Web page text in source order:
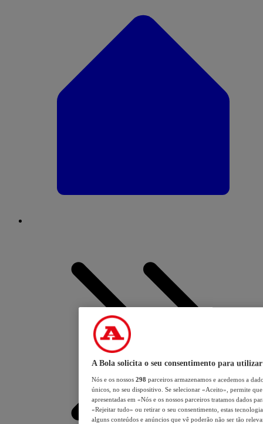
A Bola solicita o seu consentimento para utilizar
Nós e os nossos 298 parceiros armazenamos e acedemos a
únicos, no seu dispositivo. Se selecionar «Aceito», permite
apresentadas em «Nós e os nossos parceiros tratamos dados
«Rejeitar tudo» ou retirar o seu consentimento, estas
alguns conteúdos e anúncios que vê poderão não ser tão